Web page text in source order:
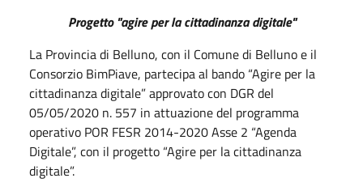
Progetto "agire per la cittadinanza digitale"
La Provincia di Belluno, con il Comune di Belluno e il
Consorzio BimPiave, partecipa al bando “Agire per la
cittadinanza digitale” approvato con DGR del
05/05/2020 n. 557 in attuazione del programma
operativo POR FESR 2014-2020 Asse 2 “Agenda
Digitale”, con il progetto “Agire per la cittadinanza
digitale”.